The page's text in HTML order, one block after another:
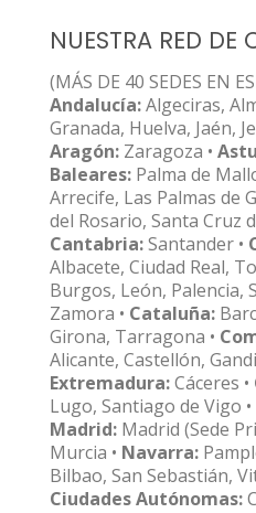
NUESTRA RED DE
(MÁS DE 40 SEDES EN
Andalucía:Algeciras,
Granada, Huelva, Jaén,
Aragón: Zaragoza •
Baleares: Palma de
Arrecife, Las Palmas de
del Rosario, Santa Cruz
Cantabria:Santander •
Albacete, Ciudad Real,
Burgos, León, Palencia,
Zamora • Cataluña:
Girona, Tarragona •
Alicante, Castellón,
Extremadura:Cáceres •
Lugo, Santiago de Vigo •
Madrid: Madrid (Sede
Murcia • Navarra:
Bilbao, San Sebastián,
Ciudades Autónomas: